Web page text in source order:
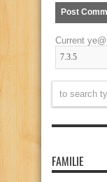
Current
FAMILIE